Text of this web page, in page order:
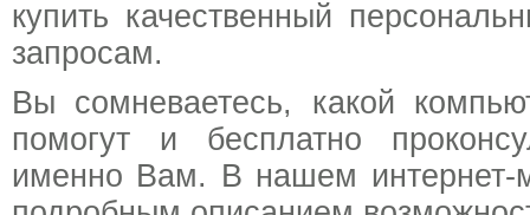
купить качественный
запросам.
Вы сомневаетесь, какой
помогут и бесплатно
именно Вам. В нашем интернет-